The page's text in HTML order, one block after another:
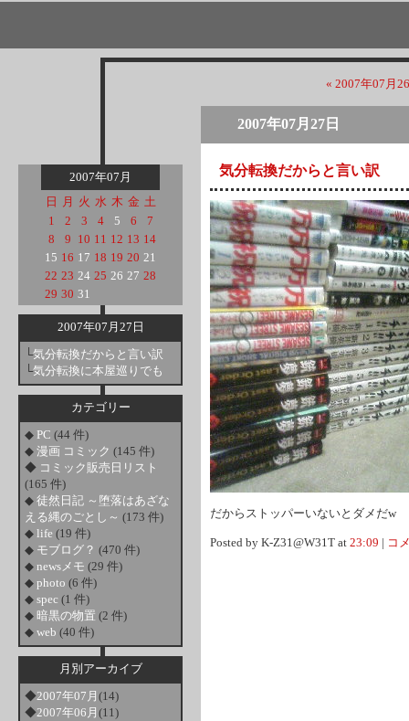
« 2007年07月
2007年07月27日
気分転換だからと言い訳
だからストッパーいないとダメだw
Posted by K-Z31@W31T at 23:09 | コ
2007年07月
日
月 火 水 木 金 土
1
2 3 4 5 6
7
8
9 10 11 12 13 14
15 16 17 18 19 20 21
22 23 24 25 26 27 28
29 30 31
2007年07月27日
└気分転換だからと言い訳
└気分転換に本屋巡りでも
カテゴリー
◆ PC (44 件)
◆ 漫画 コミック (145 件)
◆ コミック販売日リスト
(165 件)
◆ 徒然日記 ～堕落はあざな
える縄のごとし～ (173 件)
◆ life (19 件)
◆ モブログ？ (470 件)
◆ newsメモ (29 件)
◆ photo (6 件)
◆ spec (1 件)
◆ 暗黒の物置 (2 件)
◆ web (40 件)
月別アーカイブ
◆2007年07月 (14)
◆2007年06月 (11)